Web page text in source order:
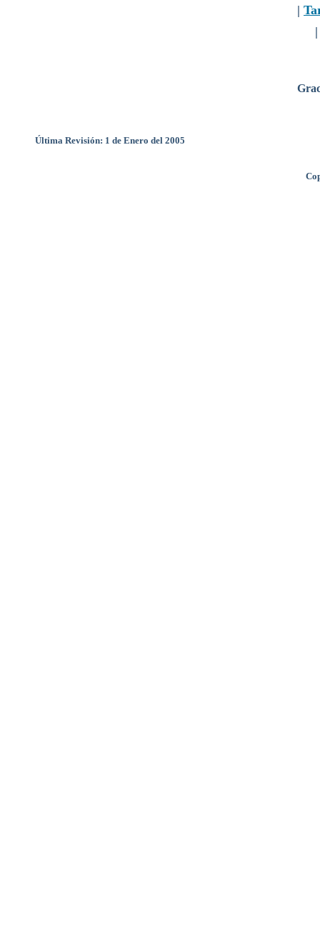
|
Última Revisión: 1 de Enero del 2005